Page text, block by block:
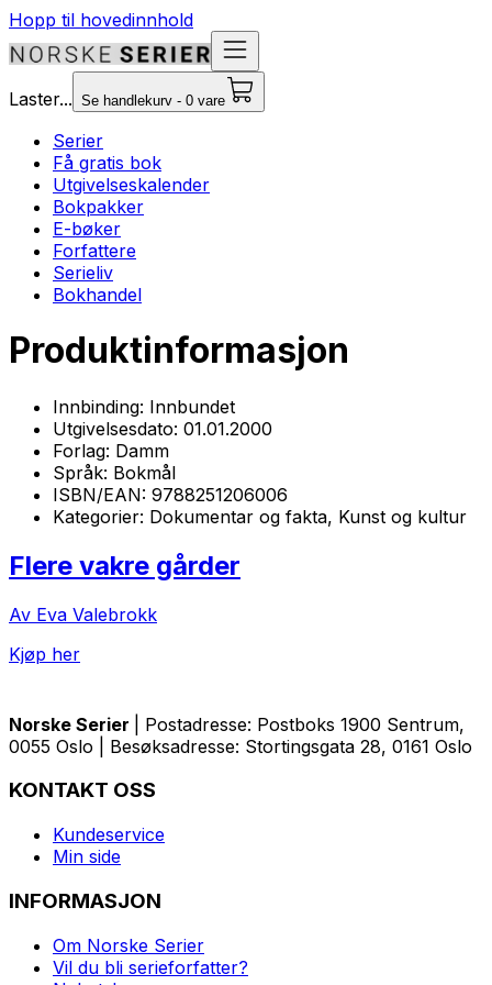
Hopp til hovedinnhold
Laster... Se handlekurv - 0 vare
Serier
Få gratis bok
Utgivelseskalender
Bokpakker
E-bøker
Forfattere
Serieliv
Bokhandel
Produktinformasjon
Innbinding: Innbundet
Utgivelsesdato: 01.01.2000
Forlag: Damm
Språk: Bokmål
ISBN/EAN: 9788251206006
Kategorier: Dokumentar og fakta, Kunst og kultur
Flere vakre gårder
Av Eva Valebrokk
Kjøp her
Norske Serier
| Postadresse: Postboks 1900 Sentrum,
0055 Oslo | Besøksadresse: Stortingsgata 28, 0161 Oslo
KONTAKT OSS
Kundeservice
Min side
INFORMASJON
Om Norske Serier
Vil du bli serieforfatter?